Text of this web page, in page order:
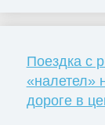
Поездка с
«налетел»
дороге в